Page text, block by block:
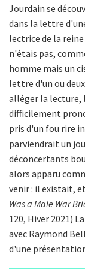
Jourdain se
dans la lettre
lectrice de la
n'étais pas,
homme mais un
lettre d'un ou
alléger la
difficilement
pris d'un fou rire
parviendrait un
déconcertants
alors apparu
venir : il existait,
Was a Male War
120, Hiver 2021)
avec Raymond
d'une